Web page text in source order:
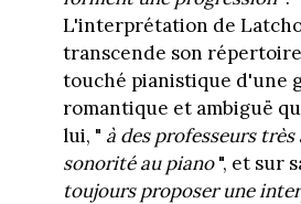
L'interprétation de
transcende son
touché pianistique d'une
romantique et ambiguë
lui, " à des professeurs très
sonorité au piano", et sur
toujours proposer une